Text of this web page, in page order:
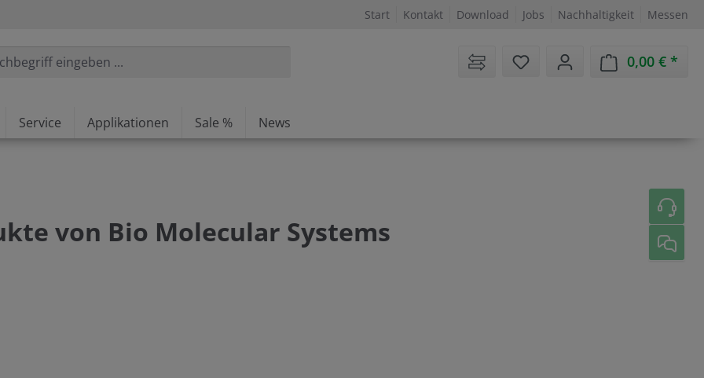
Start Kontakt Download Jobs Nachhaltigkeit Messen
Sie haben 0 Artikel auf dem
0,00 €
Service Applikationen Sale % News
von Bio Molecular Systems